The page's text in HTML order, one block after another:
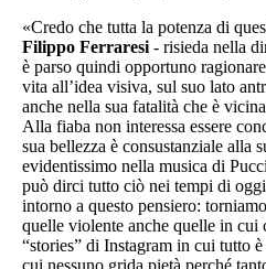
«Credo che tutta la potenza di
Filippo Ferraresi - risieda nella
è parso quindi opportuno
vita all’idea visiva, sul suo lato
anche nella sua fatalità che è
Alla fiaba non interessa essere
sua bellezza è consustanziale alla
evidentissimo nella musica di
può dirci tutto ciò nei tempi di
intorno a questo pensiero:
quelle violente anche quelle in
“stories” di Instagram in cui tutto
cui nessuno grida pietà perché